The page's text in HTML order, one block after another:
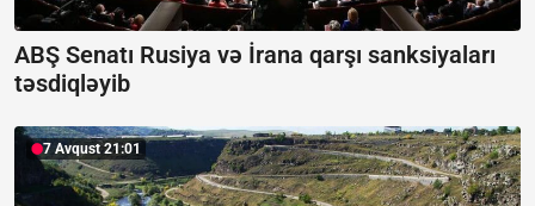
ABŞ Senatı Rusiya və İrana qarşı sanksiyaları
təsdiqləyib
7 Avqust 21:01